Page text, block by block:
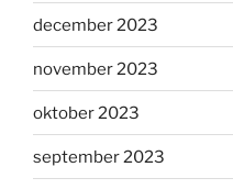
december 2023
november 2023
oktober 2023
september 2023